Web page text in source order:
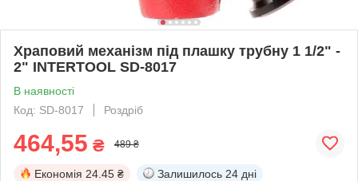
Храповий механізм під плашку трубну 1 1/2" -
2" INTERTOOL SD-8017
В наявності
Код: SD-8017
Роздріб
464,55 ₴ 489 ₴
Економія 24.45 ₴ Залишилось 24 дні